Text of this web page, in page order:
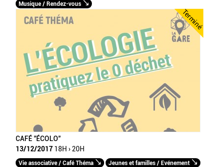
Musique / Rendez-vous
Terminé
CAFÉ "ÉCOLO"
13/12/2017 18H › 20H
Vie associative / Café Théma
Jeunes et familles / Evénement